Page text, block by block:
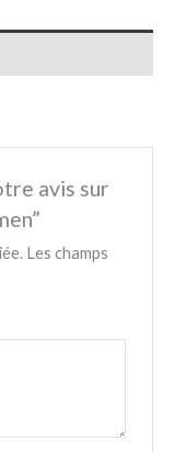
avis sur
Les champs